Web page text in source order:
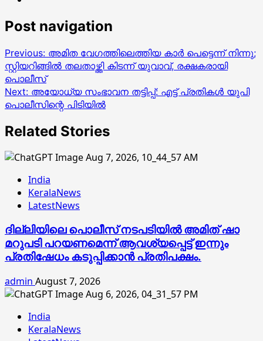
Post navigation
Previous: അമിത വേഗത്തിലെത്തിയ കാർ പെട്ടെന്ന് നിന്നു;
സ്റ്റിയറിങ്ങിൽ തലതാഴ്ത്തി കിടന്ന് യുവാവ്, രക്ഷകരായി
പൊലീസ്
Next: അയോധ്യ സംഭാവന തട്ടിപ്പ്: എട്ട് പ്രതികള്‍ യുപി
പൊലീസിന്റെ പിടിയില്‍
Related Stories
India
KeralaNews
LatestNews
ദില്ലിയിലെ പൊലീസ് നടപടിയിൽ അമിത് ഷാ
മറുപടി പറയണമെന്ന് ആവശ്യപ്പെട്ട് ഇന്നും
പ്രതിഷേധം കടുപ്പിക്കാൻ പ്രതിപക്ഷം.
admin August 7, 2026
India
KeralaNews